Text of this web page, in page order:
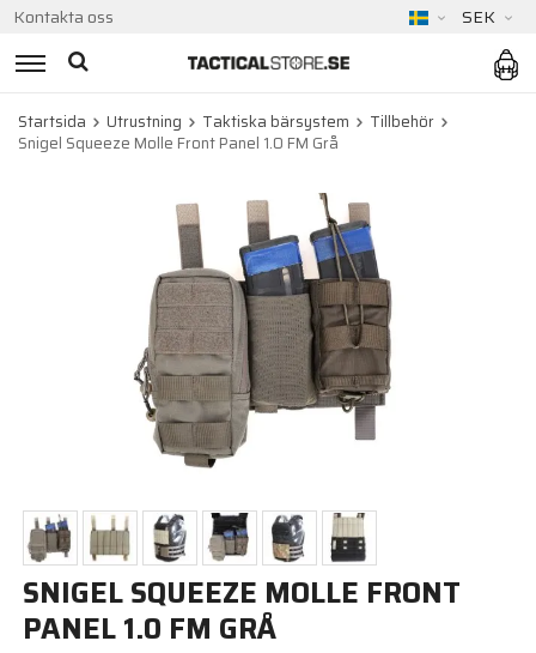
Kontakta oss SEK
Startsida Utrustning Taktiska bärsystem
Tillbehör
Snigel Squeeze Molle Front Panel 1.0 FM Grå
SNIGEL SQUEEZE MOLLE FRONT
PANEL 1.0 FM GRÅ